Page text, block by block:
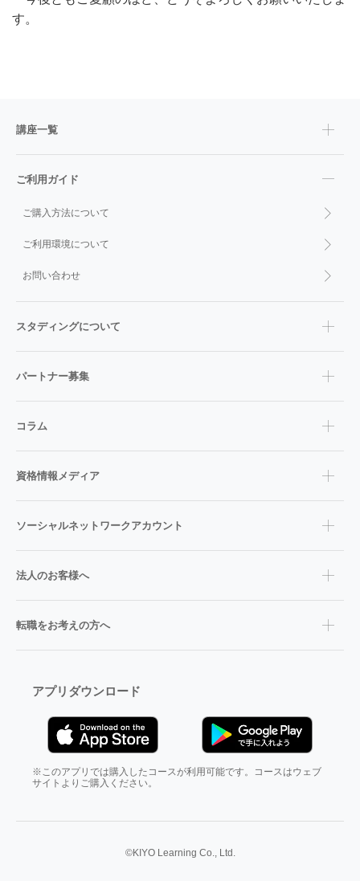
す。
講座一覧
ご利用ガイド
ご購入方法について
ご利用環境について
お問い合わせ
スタディングについて
パートナー募集
コラム
資格情報メディア
ソーシャルネットワークアカウント
法人のお客様へ
転職をお考えの方へ
アプリダウンロード
※このアプリでは購入したコースが利用可能です。コースはウェブ
サイトよりご購入ください。
©KIYO Learning Co., Ltd.